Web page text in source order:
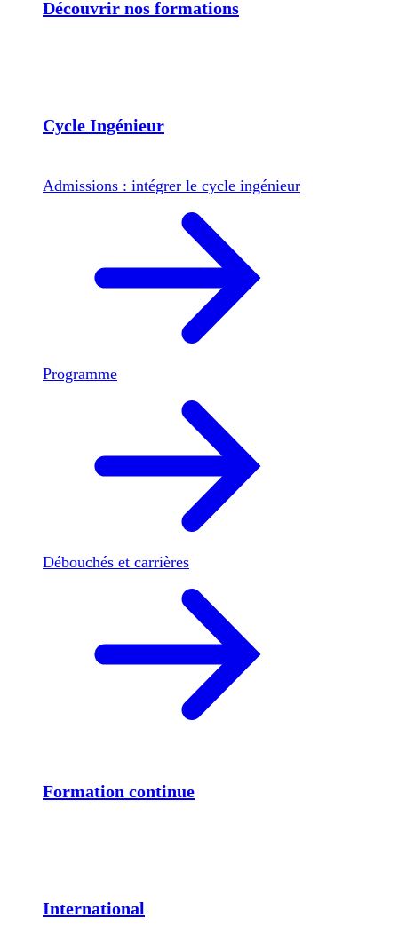
Découvrir nos formations
Cycle Ingénieur
Admissions : intégrer le cycle ingénieur
Programme
Débouchés et carrières
Formation continue
International